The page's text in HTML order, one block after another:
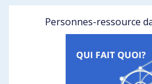
Personnes-ressource